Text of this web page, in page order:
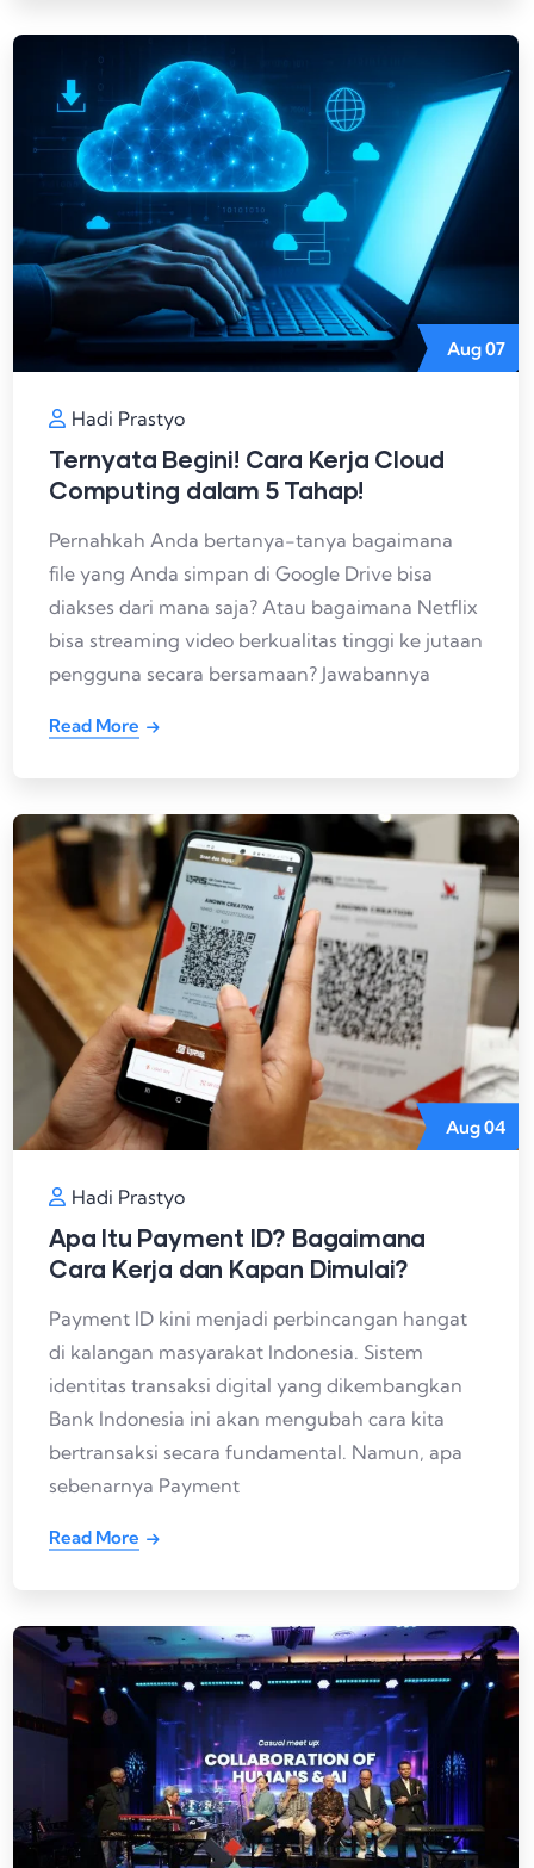
Aug07
Hadi Prastyo
Ternyata Begini! Cara Kerja Cloud
Computing dalam 5 Tahap!
Pernahkah Anda bertanya-tanya bagaimana
file yang Anda simpan di Google Drive bisa
diakses dari mana saja? Atau bagaimana Netflix
bisa streaming video berkualitas tinggi ke jutaan
pengguna secara bersamaan? Jawabannya
Read More
Aug04
Hadi Prastyo
Apa Itu Payment ID? Bagaimana
Cara Kerja dan Kapan Dimulai?
Payment ID kini menjadi perbincangan hangat
di kalangan masyarakat Indonesia. Sistem
identitas transaksi digital yang dikembangkan
Bank Indonesia ini akan mengubah cara kita
bertransaksi secara fundamental. Namun, apa
sebenarnya Payment
Read More